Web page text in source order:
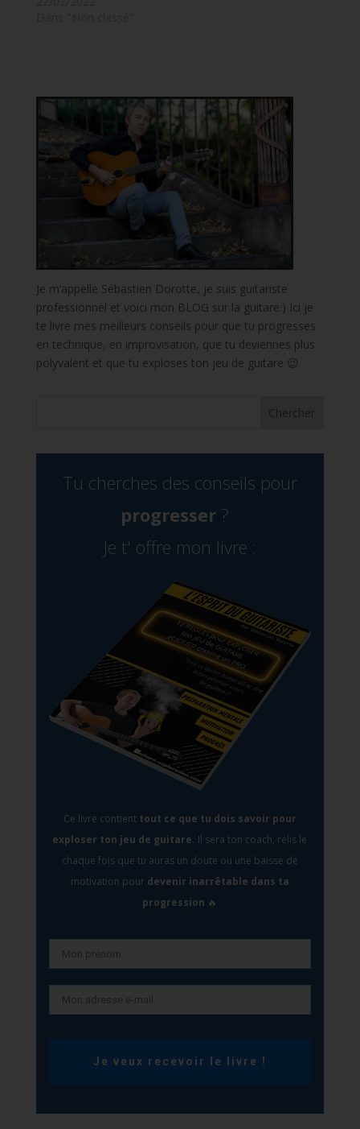
Je m’appelle Sébastien Dorotte, je suis guitariste
professionnel et voici mon BLOG sur la guitare:) Ici je
te livre mes meilleurs conseils pour que tu progresses
en technique, en improvisation, que tu deviennes plus
polyvalent et que tu exploses ton jeu de guitare 😉
Tu cherches des conseils pour
progresser ?
Je t' offre mon livre :
Ce livre contienttout ce que tu dois savoir pour
exploser ton jeu de guitare. Il sera ton coach, relis le
chaque fois que tu auras un doute ou une baisse de
motivation pour devenir inarrêtable dans ta
progression 🔥
Je veux recevoir le livre !